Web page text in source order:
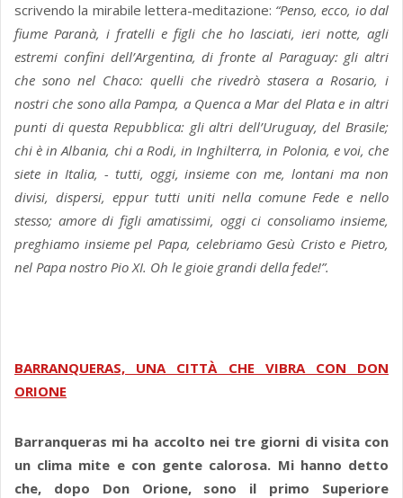
scrivendo la mirabile lettera-meditazione: “Penso, ecco, io dal
fiume Paranà, i fratelli e figli che ho lasciati, ieri notte, agli
estremi confini dell’Argentina, di fronte al Paraguay: gli altri
che sono nel Chaco: quelli che rivedrò stasera a Rosario, i
nostri che sono alla Pampa, a Quenca a Mar del Plata e in altri
punti di questa Repubblica: gli altri dell’Uruguay, del Brasile;
chi è in Albania, chi a Rodi, in Inghilterra, in Polonia, e voi, che
siete in Italia, - tutti, oggi, insieme con me, lontani ma non
divisi, dispersi, eppur tutti uniti nella comune Fede e nello
stesso; amore di figli amatissimi, oggi ci consoliamo insieme,
preghiamo insieme pel Papa, celebriamo Gesù Cristo e Pietro,
nel Papa nostro Pio XI. Oh le gioie grandi della fede!”.
BARRANQUERAS, UNA CITTÀ CHE VIBRA CON DON
ORIONE
Barranqueras mi ha accolto nei tre giorni di visita con
un clima mite e con gente calorosa. Mi hanno detto
che, dopo Don Orione, sono il primo Superiore